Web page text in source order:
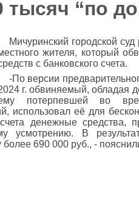
тысяч “по
Мичуринский городской
жителя, который
с банковского счета.
-По версии
г. обвиняемый, обладая
потерпевшей во
использовал её для
денежные средства,
усмотрению. В
690 000 руб., -